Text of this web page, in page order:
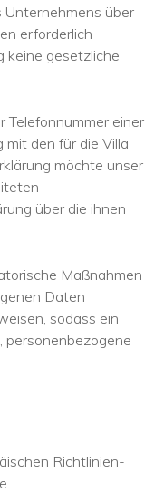
Unternehmens über
erforderlich
keine gesetzliche
Telefonnummer einer
den für die Villa
möchte unser
über die ihnen
Maßnahmen
Daten
sodass ein
Richtlinien-